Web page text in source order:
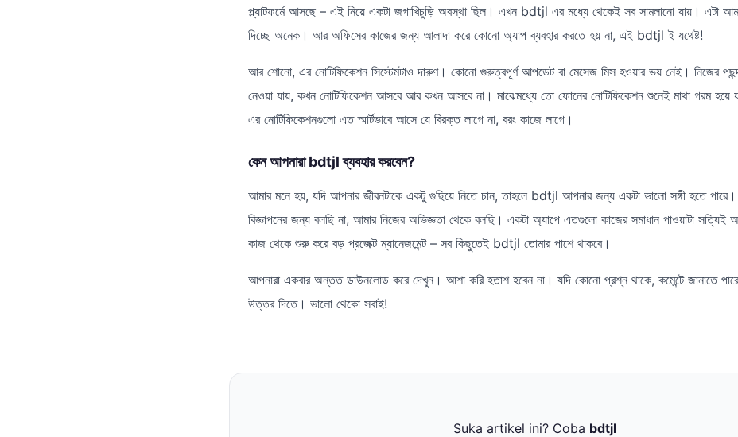
প্ল্যাটফর্মে আসছে – এই নিয়ে একটা জগাখিচুড়ি অবস্থা ছিল। এখন bdtjl এর মধ্যে থেকেই সব সামলানো যায়। এটা
দিচ্ছে অনেক। আর অফিসের কাজের জন্য আলাদা করে কোনো অ্যাপ ব্যবহার করতে হয় না, এই bdtjl ই যথেষ্ট!
আর শোনো, এর নোটিফিকেশন সিস্টেমটাও দারুণ। কোনো গুরুত্বপূর্ণ আপডেট বা মেসেজ মিস হওয়ার ভয় নেই। নিজের
নেওয়া যায়, কখন নোটিফিকেশন আসবে আর কখন আসবে না। মাঝেমধ্যে তো ফোনের নোটিফিকেশন শুনেই মাথা গরম
এর নোটিফিকেশনগুলো এত স্মার্টভাবে আসে যে বিরক্ত লাগে না, বরং কাজে লাগে।
কেন আপনারা bdtjl ব্যবহার করবেন?
আমার মনে হয়, যদি আপনার জীবনটাকে একটু গুছিয়ে নিতে চান, তাহলে bdtjl আপনার জন্য একটা ভালো সঙ্গী হতে
বিজ্ঞাপনের জন্য বলছি না, আমার নিজের অভিজ্ঞতা থেকে বলছি। একটা অ্যাপে এতগুলো কাজের সমাধান পাওয়াটা সত্যিই
কাজ থেকে শুরু করে বড় প্রজেক্ট ম্যানেজমেন্ট – সব কিছুতেই bdtjl তোমার পাশে থাকবে।
আপনারা একবার অন্তত ডাউনলোড করে দেখুন। আশা করি হতাশ হবেন না। যদি কোনো প্রশ্ন থাকে, কমেন্টে জানাতে
উত্তর দিতে। ভালো থেকো সবাই!
Suka artikel ini? Coba bdtjl